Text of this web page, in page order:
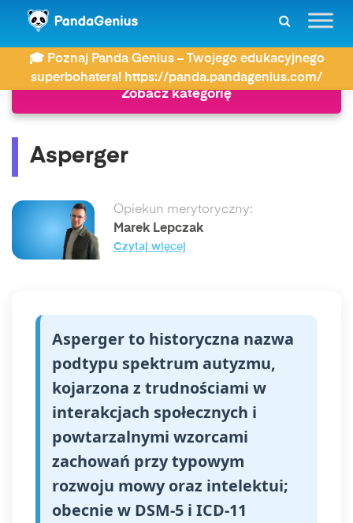
🎓 Poznaj Panda Genius – Twojego edukacyjnego
superbohatera! https://panda.pandagenius.com/
ZDAY Słownik Asperger
Zobacz kategorię
Asperger
Opiekun merytoryczny:
Marek Lepczak
Czytaj więcej
Asperger to historyczna nazwa
podtypu spektrum autyzmu,
kojarzona z trudnościami w
interakcjach społecznych i
powtarzalnymi wzorcami
zachowań przy typowym
rozwoju mowy oraz intelektui;
obecnie w DSM‑5 i ICD‑11